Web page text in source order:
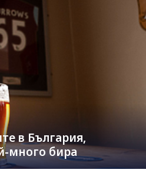
в България,
много бира